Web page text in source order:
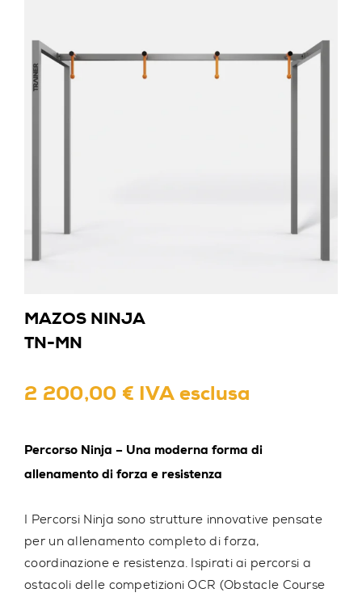
MAZOS NINJA
TN-MN
2 200,00 € IVA esclusa
Percorso Ninja – Una moderna forma di
allenamento di forza e resistenza
I Percorsi Ninja sono strutture innovative pensate
per un allenamento completo di forza,
coordinazione e resistenza. Ispirati ai percorsi a
ostacoli delle competizioni OCR (Obstacle Course